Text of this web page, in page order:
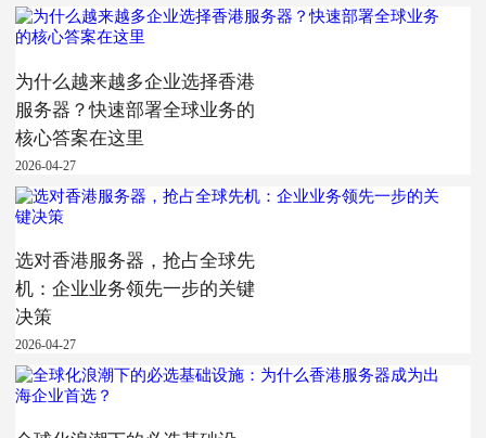
为什么越来越多企业选择香港
服务器？快速部署全球业务的
核心答案在这里
2026-04-27
选对香港服务器，抢占全球先
机：企业业务领先一步的关键
决策
2026-04-27